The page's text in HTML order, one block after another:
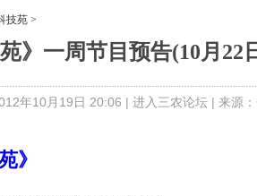
技苑 >
苑》一周节目预告(10月22
年10月19日 20:06 | 进入三农论坛| 来源
》